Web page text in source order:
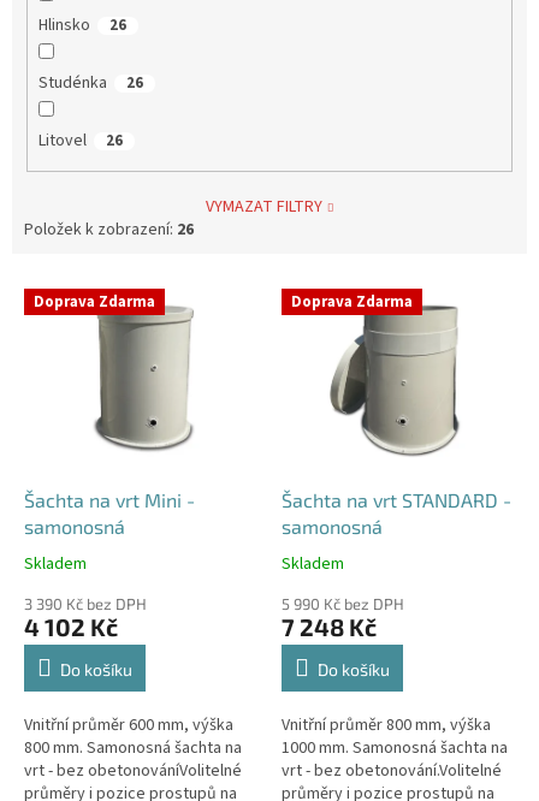
Hlinsko 26
Studénka 26
Litovel 26
VYMAZAT FILTRY
Položek k zobrazení: 26
V Doprava Zdarma
Šachta na vrt Mini -
samonosná
Průměrné
produktu
je
4,4
hvězdiček.
Skladem
3 390 Kč bez DPH
4 102 Kč
Do košíku
Vnitřní průměr 600 mm, výška
800 mm. Samonosná šachta na
vrt - bez obetonováníVolitelné
průměry i pozice prostupů na
Doprava Zdarma
Šachta na vrt STANDARD -
samonosná
Průměrné
produktu
je
4,3
hvězdiček.
Skladem
5 990 Kč bez DPH
7 248 Kč
Do košíku
Vnitřní průměr 800 mm, výška
1000 mm. Samonosná šachta na
vrt - bez obetonování.Volitelné
průměry i pozice prostupů na